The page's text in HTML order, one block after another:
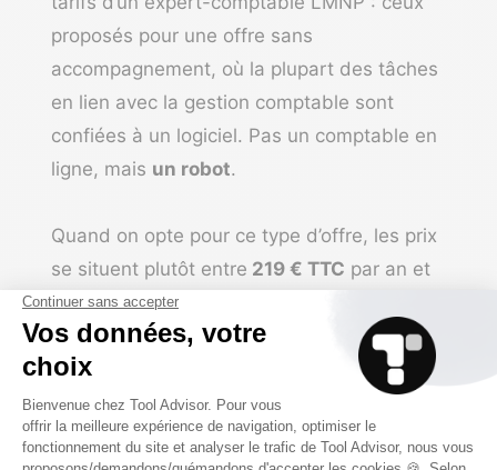
proposés pour une offre sans
accompagnement, où la plupart des tâches
en lien avec la gestion comptable sont
confiées à un logiciel. Pas un comptable en
ligne, mais un robot.
Quand on opte pour ce type d’offre, les prix
se situent plutôt entre 219 € TTC par an et
600 € TTCpar an.
Les tarifs des solutions
comptables pour LMNP
que nous